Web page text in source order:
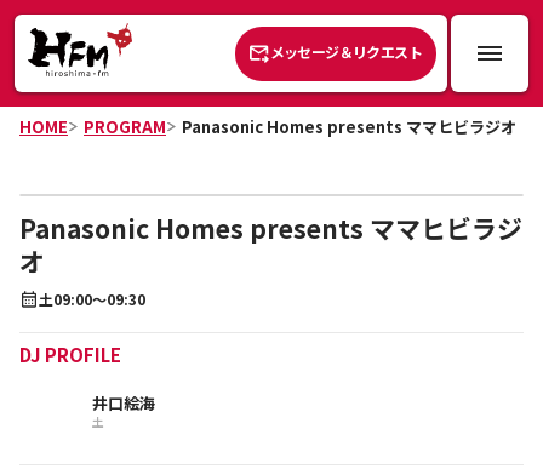
メッセージ＆リクエスト
HOME PROGRAM Panasonic Homes presents ママヒビラジオ
Panasonic Homes presents ママヒビラジ
オ
土09:00～09:30
DJ PROFILE
井口絵海
土